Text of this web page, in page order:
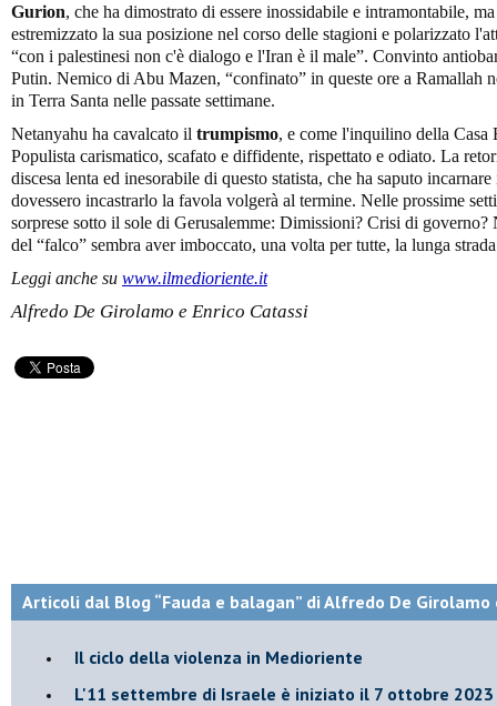
Gurion, che ha dimostrato di essere inossidabile e intramontabile,
estremizzato la sua posizione nel corso delle stagioni e polarizzato
“con i palestinesi non c'è dialogo e l'Iran è il male”. Convinto
Putin. Nemico di Abu Mazen, “confinato” in queste ore a Ramallah
in Terra Santa nelle passate settimane.
Netanyahu ha cavalcato il trumpismo, e come l'inquilino della Casa
Populista carismatico, scafato e diffidente, rispettato e odiato. La
discesa lenta ed inesorabile di questo statista, che ha saputo
dovessero incastrarlo la favola volgerà al termine. Nelle prossime
sorprese sotto il sole di Gerusalemme: Dimissioni? Crisi di governo?
del “falco” sembra aver imboccato, una volta per tutte, la lunga
Leggi anche su www.ilmedioriente.it
Alfredo De Girolamo e Enrico Catassi
Articoli dal Blog “Fauda e balagan” di Alfredo De Girolamo
Il ciclo della violenza in Medioriente
L'11 settembre di Israele è iniziato il 7 ottobre 2023